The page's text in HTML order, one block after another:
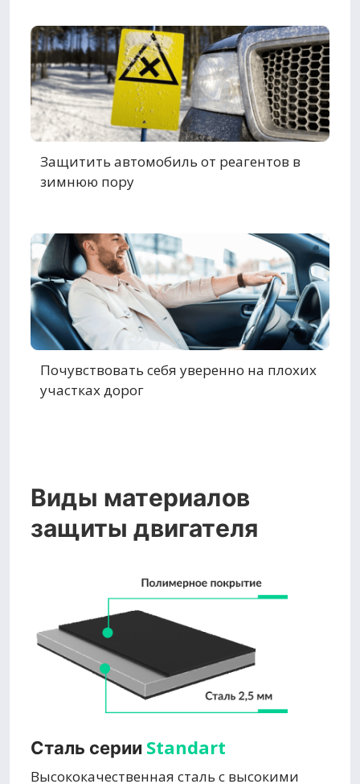
Защитить автомобиль от реагентов в
зимнюю пору
Почувствовать себя уверенно на плохих
участках дорог
Виды материалов
защиты двигателя
Сталь серии Standart
Высококачественная сталь с высокими